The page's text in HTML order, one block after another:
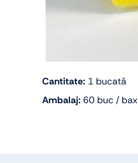
Cantitate: 1 bucată
Ambalaj: 60 buc / bax